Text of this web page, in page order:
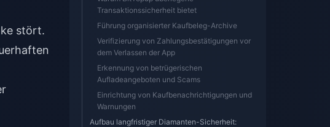
stört.
Transaktionssicherheit bietet
Führung organisierter Kaufbeleg-Archive
Verifizierung von Zahlungsbestätigungen vor
dem Verlassen der App
Erkennung von betrügerischen
Aufladeangeboten und Scams
Einrichtung von Kaufbenachrichtigungen und
Warnungen
Aufbau langfristiger Diamanten-Sicherheit: